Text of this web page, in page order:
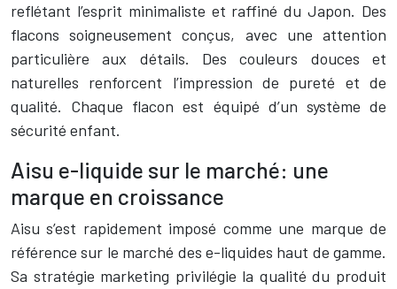
reflétant l’esprit minimaliste et raffiné du Japon. Des
flacons soigneusement conçus, avec une attention
particulière aux détails. Des couleurs douces et
naturelles renforcent l’impression de pureté et de
qualité. Chaque flacon est équipé d’un système de
sécurité enfant.
Aisu e-liquide sur le marché: une
marque en croissance
Aisu s’est rapidement imposé comme une marque de
référence sur le marché des e-liquides haut de gamme.
Sa stratégie marketing privilégie la qualité du produit